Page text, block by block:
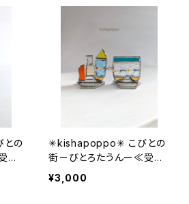
の
注
✳︎kishapoppo✳︎ こびとの
街－びとろたうんー≪受注
生産≫
¥3,000